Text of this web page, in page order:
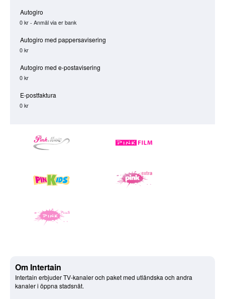
Autogiro
0 kr - Anmäl via er bank
Autogiro med pappersavisering
0 kr
Autogiro med e-postavisering
0 kr
E-postfaktura
0 kr
Om Intertain
Intertain erbjuder TV-kanaler och paket med utländska och andra
kanaler i öppna stadsnät.